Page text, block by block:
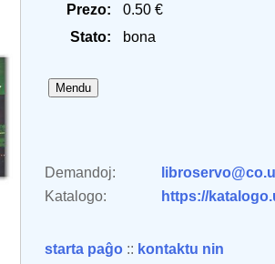
Prezo:
0.50 €
Stato:
bona
Demandoj:
Katalogo:
https://
starta paĝo :: kontaktu nin